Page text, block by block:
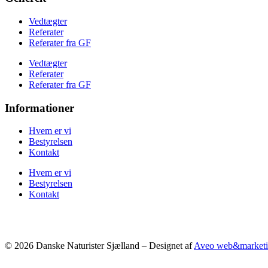
Vedtægter
Referater
Referater fra GF
Vedtægter
Referater
Referater fra GF
Informationer
Hvem er vi
Bestyrelsen
Kontakt
Hvem er vi
Bestyrelsen
Kontakt
© 2026 Danske Naturister Sjælland – Designet afAveo